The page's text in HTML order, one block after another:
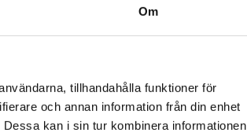
Om
tillhandahålla funktioner för
och annan information från din enhet
kan i sin tur kombinera informationen
Om Oss
00